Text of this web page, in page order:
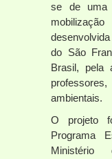
se de uma
do São
Brasil, pela
ambientais.
O projeto
Programa